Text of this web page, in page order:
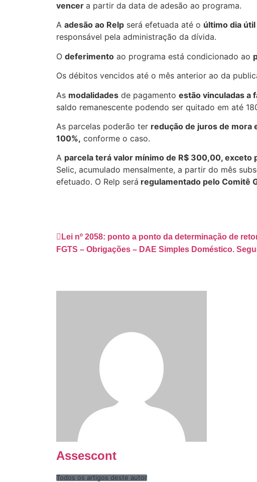
vencer a partir da data de adesão ao programa.
A adesão ao Relp será efetuada até o último dia
responsável pela administração da dívida.
O deferimento ao programa está condicionado ao
Os débitos vencidos até o mês anterior ao da
As modalidades de pagamento estão vinculadas a
saldo remanescente podendo ser quitado em até
As parcelas poderão ter redução de juros de mora
100%, conforme o caso.
A parcela terá valor mínimo de R$ 300,00,
Selic, acumulado mensalmente, a partir do mês
efetuado. O Relp será regulamentado pelo Comitê
Lei nº 2058: ponto a ponto da determinação de
FGTS – Obrigações – DAE Simples Doméstico.
Assescont
Todos os artigos deste autor